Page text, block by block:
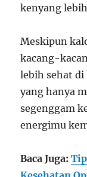
kenyang
Meskipun
kacang-
lebih sehat
yang hanya
segenggam
energimu
Baca Juga: